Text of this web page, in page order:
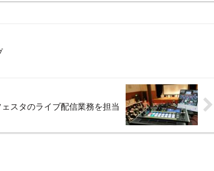
スタのライブ配信業務を担当